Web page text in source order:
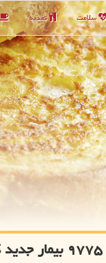
سلامت تغذیه